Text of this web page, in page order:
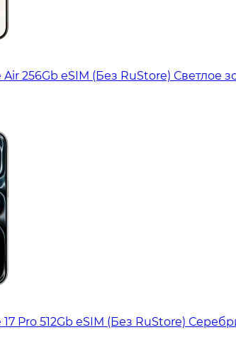
256Gb eSIM (Без RuStore) Светлое
Pro 512Gb eSIM (Без RuStore)